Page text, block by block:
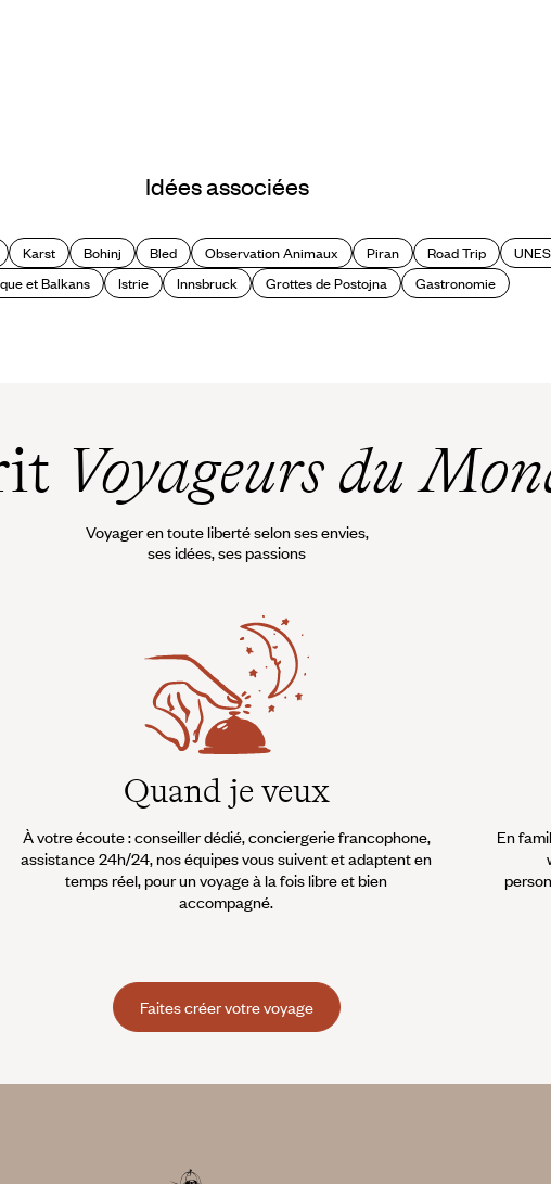
Idées associées
Karst Bohinj Bled Observation Animaux Piran Road Trip
et Balkans
Istrie Innsbruck Grottes de Postojna Gastronomie
Voyageurs du
Voyager en toute liberté selon ses envies,
ses idées, ses passions
Quand je veux
À votre écoute : conseiller dédié, conciergerie francophone,
assistance 24h/24, nos équipes vous suivent et adaptent en
temps réel, pour un voyage à la fois libre et bien
accompagné.
En
Faites créer votre voyage